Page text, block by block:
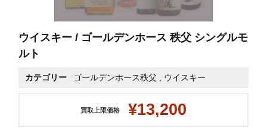
ウイスキー / ゴールデンホース 秩父 シングルモ
ルト
カテゴリー ゴールデンホース秩父 ウイスキー
買取上限価格 ¥13,200